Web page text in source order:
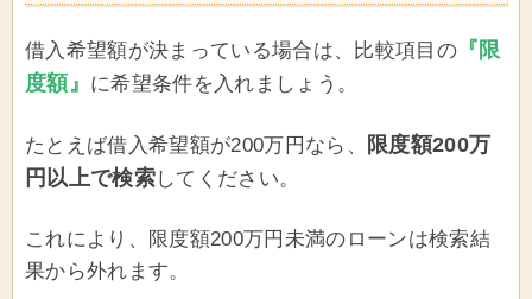
借入希望額が決まっている場合は、比較項目の 『限
度額』 に希望条件を入れましょう。
たとえば借入希望額が200万円なら、
限度額200万
円以上で検索してください。
これにより、限度額200万円未満のローンは検索結
果から外れます。